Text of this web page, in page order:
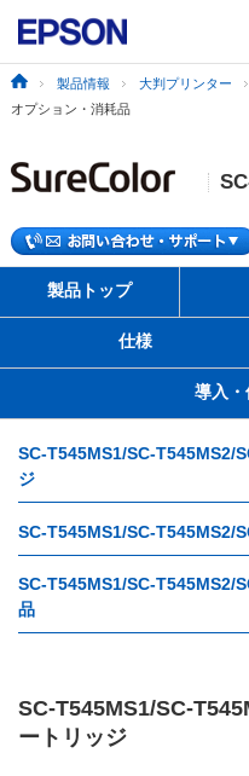
製品情報 大判プリンター
オプション・消耗品
製品トップ
仕様
導入・
SC-T545MS1/SC-T545MS2/
ジ
SC-T545MS1/SC-T545MS2/
SC-T545MS1/SC-T545MS2/
品
SC-T545MS1/SC-
ートリッジ